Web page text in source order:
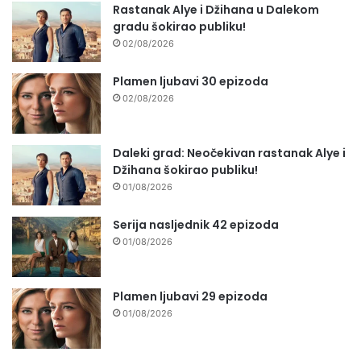
Rastanak Alye i Džihana u Dalekom
gradu šokirao publiku!
02/08/2026
Plamen ljubavi 30 epizoda
02/08/2026
Daleki grad: Neočekivan rastanak Alye i
Džihana šokirao publiku!
01/08/2026
Serija nasljednik 42 epizoda
01/08/2026
Plamen ljubavi 29 epizoda
01/08/2026